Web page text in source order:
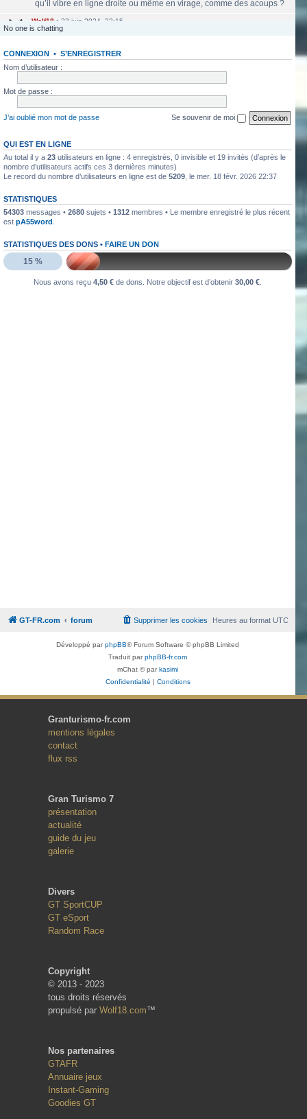
qu’il vibre en ligne droite ou même en virage, comme des acoups ?
Wolf18 • 23 juin 2024, 22:15
Le site a l'air de nouveau actif
labbethoven• 22 mars 2024, 16:12
Salut Jero, merci de ta réponse je vais faire ça
Bethoven tu peux te présenter et créer un topic pour ton sujet, il se
verra plus facilement que dans le chat
labbethoven•18 mars 2024, 18:32
Hello, des fans d'Alsace Village ? C'est quoi votre record avec une
550PP à peu près ?
No one is chatting
CONNEXION • S’ENREGISTRER
Nom d’utilisateur :
Mot de passe :
J’ai oublié mon mot de passe Se souvenir de moi
QUI EST EN LIGNE
Au total il y a 23 utilisateurs en ligne : 4 enregistrés, 0 invisible et 19 invités (d’après le
nombre d’utilisateurs actifs ces 3 dernières minutes)
Le record du nombre d’utilisateurs en ligne est de 5209 , le mer. 18 févr. 2026 22:37
STATISTIQUES
54303 messages • 2680 sujets • 1312 membres • Le membre enregistré le plus récent
est pA55word
STATISTIQUES DES DONS • FAIRE UN DON
15 %
Nous avons reçu4,50 € de dons. Notre objectif est d’obtenir30,00 €
GT-FR.com forum Heures au formatUTC
Supprimer les cookies
Développé parphpBB® Forum Software © phpBB Limited
Traduit parphpBB-fr.com
mChat © parkasimi
Confidentialité | Conditions
Granturismo-fr.com
mentions légales
contact
flux rss
Gran Turismo 7
présentation
actualité
guide du jeu
galerie
Divers
GT SportCUP
GT eSport
Random Race
Copyright
© 2013 - 2023
tous droits réservés
propulsé par Wolf18.com™
Nos partenaires
GTAFR
Annuaire jeux
Instant-Gaming
Goodies GT